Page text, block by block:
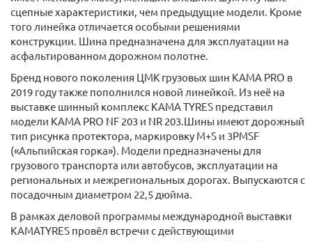
сцепные характеристики, чем предыдущие модели. Кроме
того линейка отличается особыми решениями
конструкции. Шина предназначена для эксплуатации на
асфальтированном дорожном полотне.
Бренд нового поколения ЦМК грузовых шин KAMA PRO в
2019 году также пополнился новой линейкой. Из неё на
выставке шинный комплекс KAMA TYRES представил
модели KAMA PRO NF 203 и NR 203.Шины имеют дорожный
тип рисунка протектора, маркировку M+S и 3PMSF
(«Альпийская горка»). Модели предназначены для
грузового транспорта или автобусов, эксплуатации на
региональных и межрегиональных дорогах. Выпускаются с
посадочным диаметром 22,5 дюйма.
В рамках деловой программы международной выставки
KAMATYRES провёл встречи с действующими